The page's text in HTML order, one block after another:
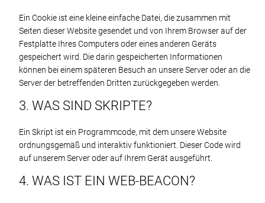
Ein Cookie ist eine kleine einfache Datei, die zusammen mit
Seiten dieser Website gesendet und von Ihrem Browser auf der
Festplatte Ihres Computers oder eines anderen Geräts
gespeichert wird. Die darin gespeicherten Informationen
können bei einem späteren Besuch an unsere Server oder an die
Server der betreffenden Dritten zurückgegeben werden.
3. WAS SIND SKRIPTE?
Ein Skript ist ein Programmcode, mit dem unsere Website
ordnungsgemäß und interaktiv funktioniert. Dieser Code wird
auf unserem Server oder auf Ihrem Gerät ausgeführt.
4. WAS IST EIN WEB-BEACON?